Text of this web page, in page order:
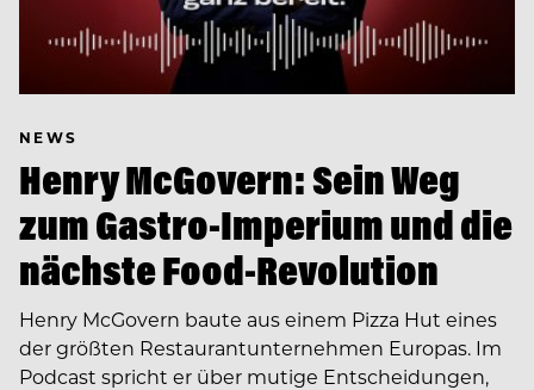
NEWS
Henry McGovern: Sein Weg
zum Gastro-Imperium und die
nächste Food-Revolution
Henry McGovern baute aus einem Pizza Hut eines
der größten Restaurantunternehmen Europas. Im
Podcast spricht er über mutige Entscheidungen,